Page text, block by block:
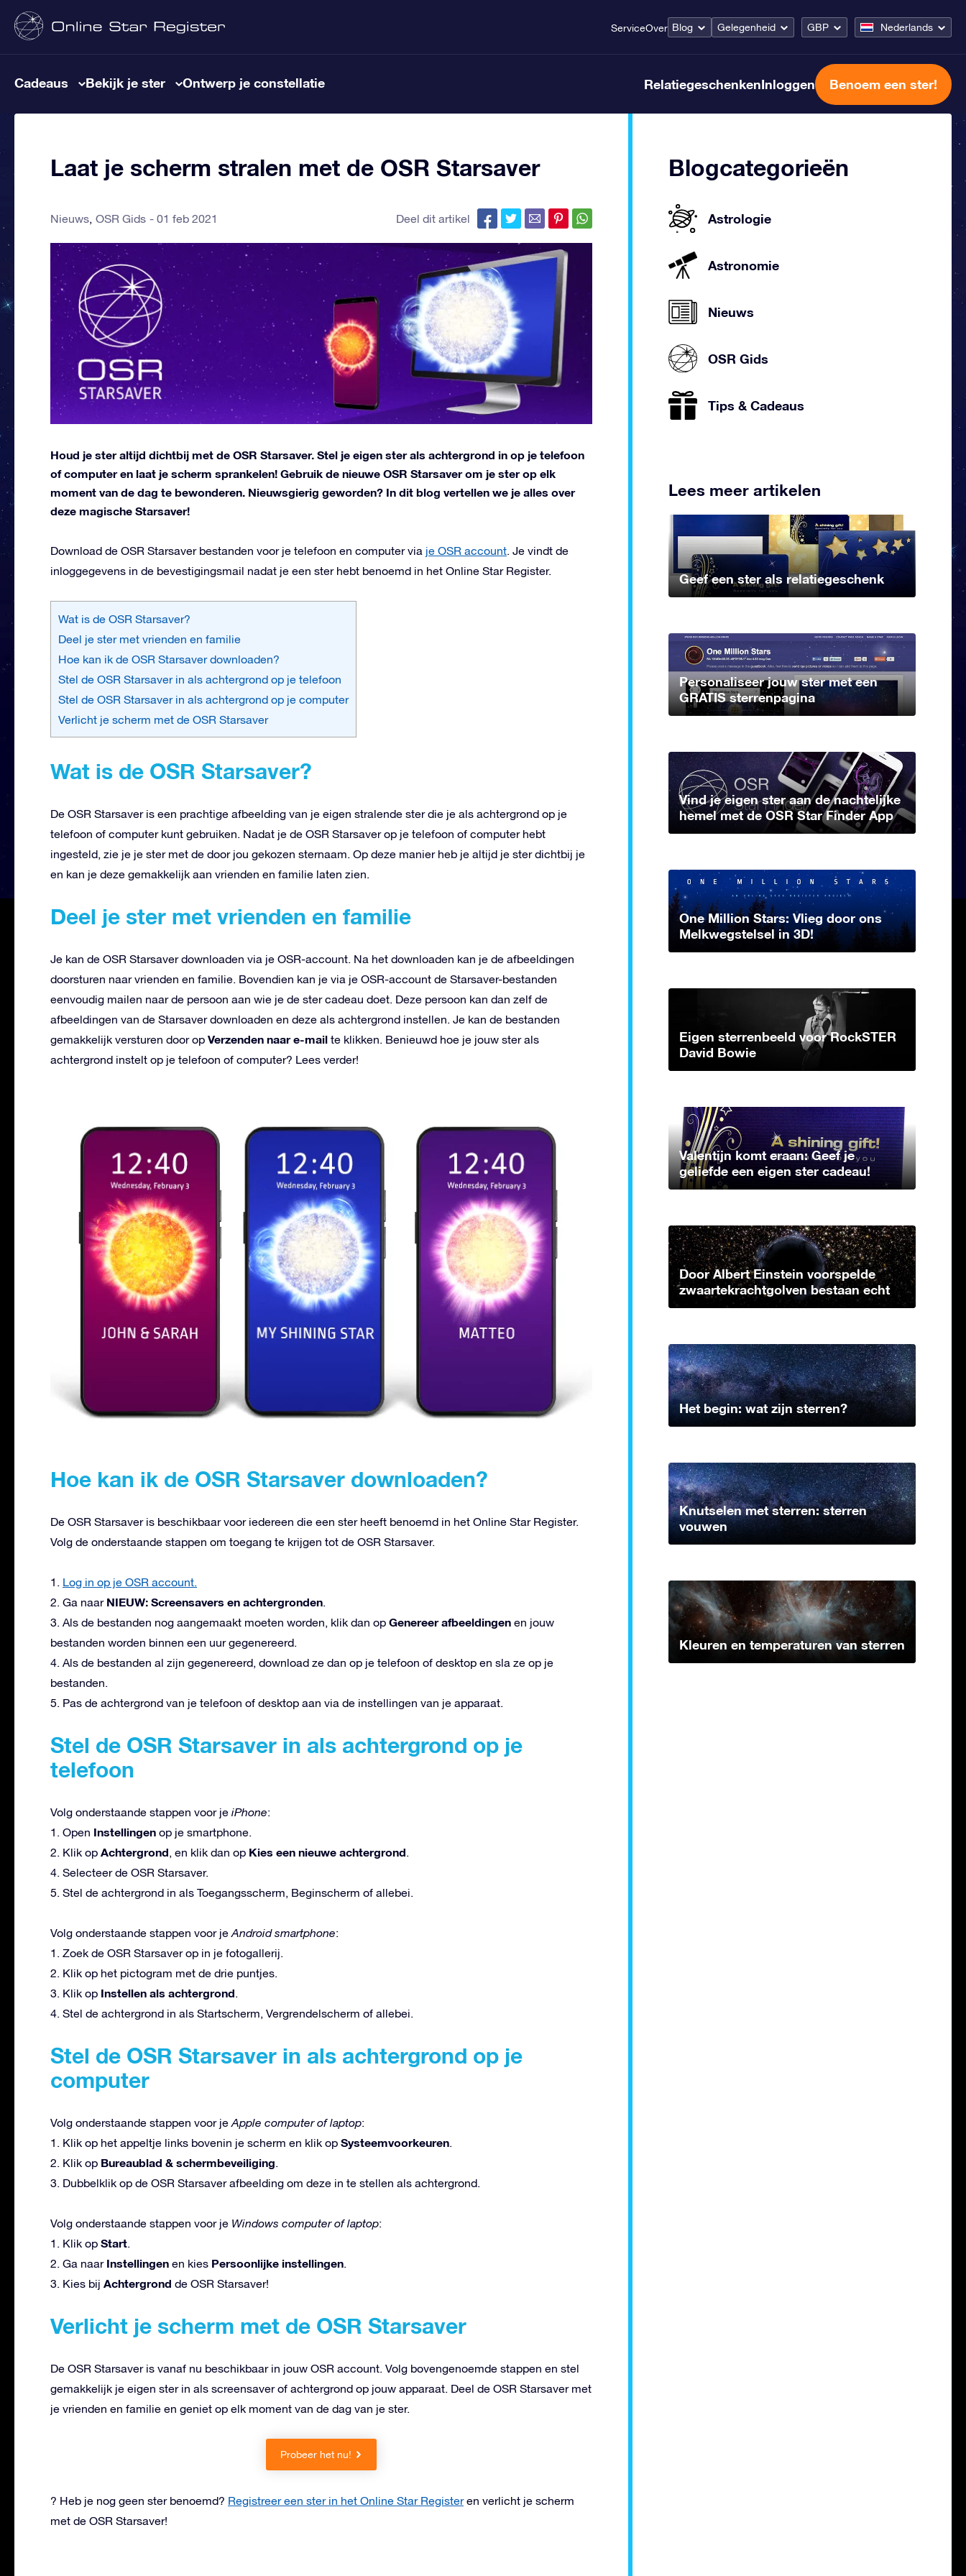
ServiceOver Blog Gelegenheid GBP Nederlands
Cadeaus Bekijk je ster Ontwerp je constellatie RelatiegeschenkenInloggen Benoem een ster!
Laat je scherm stralen met de OSR Starsaver
Nieuws OSR Gids 01 feb 2021 Deel dit artikel
Houd je ster altijd dichtbij met de OSR Starsaver. Stel je eigen ster als achtergrond in op je telefoon
of computer en laat je scherm sprankelen! Gebruik de nieuwe OSR Starsaver om je ster op elk
moment van de dag te bewonderen. Nieuwsgierig geworden? In dit blog vertellen we je alles over
deze magische Starsaver!
Download de OSR Starsaver bestanden voor je telefoon en computer via je OSR account. Je vindt de
inloggegevens in de bevestigingsmail nadat je een ster hebt benoemd in het Online Star Register.
Wat is de OSR Starsaver?
Deel je ster met vrienden en familie
Hoe kan ik de OSR Starsaver downloaden?
Stel de OSR Starsaver in als achtergrond op je telefoon
Stel de OSR Starsaver in als achtergrond op je computer
Verlicht je scherm met de OSR Starsaver
Wat is de OSR Starsaver?
De OSR Starsaver is een prachtige afbeelding van je eigen stralende ster die je als achtergrond op je
telefoon of computer kunt gebruiken. Nadat je de OSR Starsaver op je telefoon of computer hebt
ingesteld, zie je je ster met de door jou gekozen sternaam. Op deze manier heb je altijd je ster dichtbij je
en kan je deze gemakkelijk aan vrienden en familie laten zien.
Deel je ster met vrienden en familie
Je kan de OSR Starsaver downloaden via je OSR-account. Na het downloaden kan je de afbeeldingen
doorsturen naar vrienden en familie. Bovendien kan je via je OSR-account de Starsaver-bestanden
eenvoudig mailen naar de persoon aan wie je de ster cadeau doet. Deze persoon kan dan zelf de
afbeeldingen van de Starsaver downloaden en deze als achtergrond instellen. Je kan de bestanden
gemakkelijk versturen door op Verzenden naar e-mail te klikken. Benieuwd hoe je jouw ster als
achtergrond instelt op je telefoon of computer? Lees verder!
Hoe kan ik de OSR Starsaver downloaden?
De OSR Starsaver is beschikbaar voor iedereen die een ster heeft benoemd in het Online Star Register.
Volg de onderstaande stappen om toegang te krijgen tot de OSR Starsaver.
1. Log in op je OSR account.
2. Ga naar NIEUW: Screensavers en achtergronden.
3. Als de bestanden nog aangemaakt moeten worden, klik dan op Genereer afbeeldingen en jouw
bestanden worden binnen een uur gegenereerd.
4. Als de bestanden al zijn gegenereerd, download ze dan op je telefoon of desktop en sla ze op je
bestanden.
5. Pas de achtergrond van je telefoon of desktop aan via de instellingen van je apparaat.
Stel de OSR Starsaver in als achtergrond op je
telefoon
Volg onderstaande stappen voor je iPhone:
1. Open Instellingen op je smartphone.
2. Klik op Achtergrond, en klik dan op Kies een nieuwe achtergrond.
4. Selecteer de OSR Starsaver.
5. Stel de achtergrond in als Toegangsscherm, Beginscherm of allebei.
Volg onderstaande stappen voor je Android smartphone:
1. Zoek de OSR Starsaver op in je fotogallerij.
2. Klik op het pictogram met de drie puntjes.
3. Klik op Instellen als achtergrond.
4. Stel de achtergrond in als Startscherm, Vergrendelscherm of allebei.
Stel de OSR Starsaver in als achtergrond op je
computer
Volg onderstaande stappen voor je Apple computer of laptop:
1. Klik op het appeltje links bovenin je scherm en klik op Systeemvoorkeuren.
2. Klik op Bureaublad & schermbeveiliging.
3. Dubbelklik op de OSR Starsaver afbeelding om deze in te stellen als achtergrond.
Volg onderstaande stappen voor je Windows computer of laptop:
1. Klik op Start.
2. Ga naar Instellingen en kies Persoonlijke instellingen.
3. Kies bij Achtergrond de OSR Starsaver!
Verlicht je scherm met de OSR Starsaver
De OSR Starsaver is vanaf nu beschikbaar in jouw OSR account. Volg bovengenoemde stappen en stel
gemakkelijk je eigen ster in als screensaver of achtergrond op jouw apparaat. Deel de OSR Starsaver met
je vrienden en familie en geniet op elk moment van de dag van je ster.
Probeer het nu!
? Heb je nog geen ster benoemd? Registreer een ster in het Online Star Registeren verlicht je scherm
met de OSR Starsaver!
Blogcategorieën
Astrologie
Astronomie
Nieuws
OSR Gids
Tips & Cadeaus
Lees meer artikelen
Geef een ster als relatiegeschenk
Personaliseer jouw ster met een
GRATIS sterrenpagina
Vind je eigen ster aan de nachtelijke
hemel met de OSR Star Finder App
One Million Stars: Vlieg door ons
Melkwegstelsel in 3D!
Eigen sterrenbeeld voor RockSTER
David Bowie
Valentijn komt eraan: Geef je
geliefde een eigen ster cadeau!
Door Albert Einstein voorspelde
zwaartekrachtgolven bestaan echt
Het begin: wat zijn sterren?
Knutselen met sterren: sterren
vouwen
Kleuren en temperaturen van sterren